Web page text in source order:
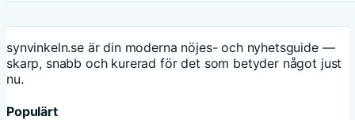
synvinkeln.se är din moderna nöjes- och nyhetsguide —
skarp, snabb och kurerad för det som betyder något just
nu.
Populärt